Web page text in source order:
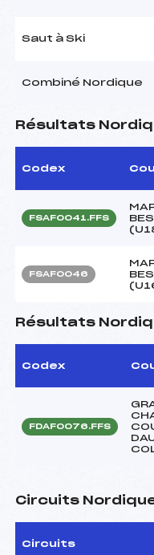
Saut à Ski
Combiné Nordique
Résultats
Codex
FSAF0041.FFS
FSAF0046
Résultats
Codex
FDAF0076.FFS
Circuits
Circuits